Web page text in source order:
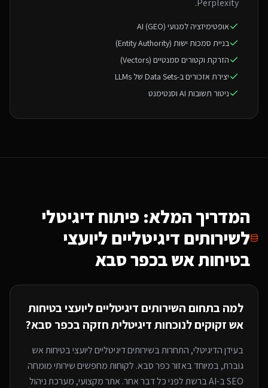
Perplexity.
אופטימיזציה למנועי AI (GEO)
בניית סמכות ישות (Entity Authority)
הזרקת וקטורים סמנטיים (Vectors)
יצירת אזכורים ב-Data Sets של LLMs
ניטור תשובות AI וסנטימנט
המדריך המלא: פיתוח דיגיטלי
לשירותים דיגיטליים ליועצי
בטיחות אשבכפר סבא
למה בתחום השירותים דיגיטליים ליועצי בטיחות
אשזקוקים לנוכחות דיגיטלית חזקה בכפר סבא?
בעידן הדיגיטלי, התחרות בשירותים דיגיטליים ליועצי בטיחות אש
גוברת, במיוחדבאזור כפר סבא. לקוחות מחפשים שירותימומחה
SEO ב-AI
ברשת לפני כל דבר אחר. אתר מקצועי, מערכת ניהול